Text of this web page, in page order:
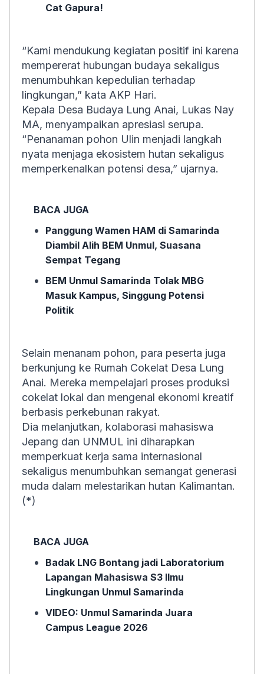
Cat Gapura!
“Kami mendukung kegiatan positif ini karena
mempererat hubungan budaya sekaligus
menumbuhkan kepedulian terhadap
lingkungan,” kata AKP Hari.
Kepala Desa Budaya Lung Anai, Lukas Nay
MA, menyampaikan apresiasi serupa.
“Penanaman pohon Ulin menjadi langkah
nyata menjaga ekosistem hutan sekaligus
memperkenalkan potensi desa,” ujarnya.
BACA JUGA
Panggung Wamen HAM di Samarinda
Diambil Alih BEM Unmul, Suasana
Sempat Tegang
BEM Unmul Samarinda Tolak MBG
Masuk Kampus, Singgung Potensi
Politik
Selain menanam pohon, para peserta juga
berkunjung ke Rumah Cokelat Desa Lung
Anai. Mereka mempelajari proses produksi
cokelat lokal dan mengenal ekonomi kreatif
berbasis perkebunan rakyat.
Dia melanjutkan, kolaborasi mahasiswa
Jepang dan UNMUL ini diharapkan
memperkuat kerja sama internasional
sekaligus menumbuhkan semangat generasi
muda dalam melestarikan hutan Kalimantan.
(*)
BACA JUGA
Badak LNG Bontang jadi Laboratorium
Lapangan Mahasiswa S3 Ilmu
Lingkungan Unmul Samarinda
VIDEO: Unmul Samarinda Juara
Campus League 2026